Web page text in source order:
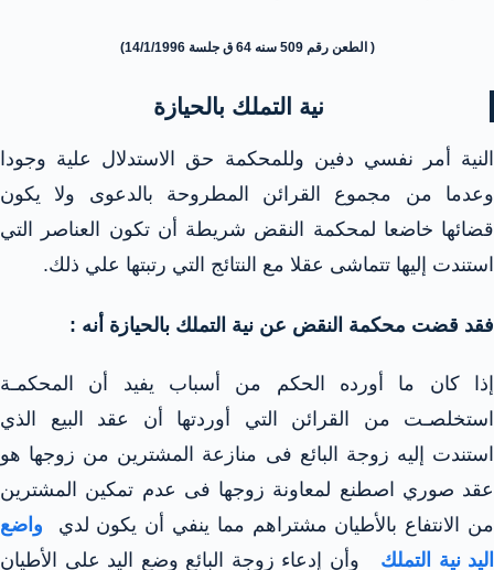
( الطعن رقم 509 سنه 64 ق جلسة 14/1/1996)
نية التملك بالحيازة
النية أمر نفسي دفين وللمحكمة حق الاستدلال علية وجودا
وعدما من مجموع القرائن المطروحة بالدعوى ولا يكون
قضائها خاضعا لمحكمة النقض شريطة أن تكون العناصر التي
استندت إليها تتماشى عقلا مع النتائج التي رتبتها علي ذلك.
فقد قضت محكمة النقض عن نية التملك بالحيازة أنه :
إذا كان ما أورده الحكم من أسباب يفيد أن المحكمـة
استخلصـت من القرائن التي أوردتها أن عقد البيع الذي
استندت إليه زوجة البائع فى منازعة المشترين من زوجها هو
عقد صوري اصطنع لمعاونة زوجها فى عدم تمكين المشترين
من الانتفاع بالأطيان مشتراهم مما ينفي أن يكون لدي واضع
اليد نية التملك
وأن إدعاء زوجة البائع وضع اليد على الأطيان